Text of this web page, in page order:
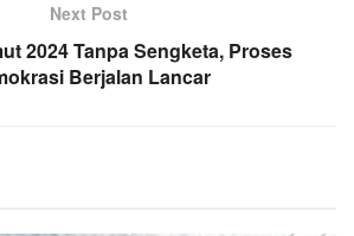
Next Post
2024 Tanpa Sengketa, Proses
Berjalan Lancar